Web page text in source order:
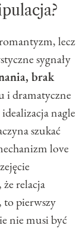
lecz
sygnały
brak
i dramatyczne
nagle
szukać
love
relacja
to pierwszy
nie musi być